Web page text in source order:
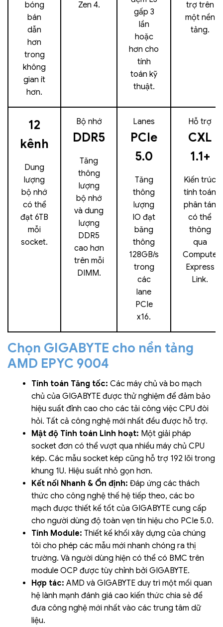
bóng
bán
dẫn
hơn
trong
không
gian ít
hơn.
Zen 4.
gấp 3
lần
hoặc
hơn cho
tính
toán kỹ
thuật.
trợ trên
một nền
tảng.
12
kênh
Dung
lượng
bộ nhớ
có thể
đạt 6TB
mỗi
socket.
Bộ nhớ
DDR5
Tăng
thông
lượng
bộ nhớ
và dung
lượng
DDR5
cao hơn
trên mỗi
DIMM.
Lanes
PCIe
5.0
Tăng
thông
lượng
IO đạt
băng
thông
128GB/s
trong
các
lane
PCIe
x16.
Hỗ trợ
CXL
1.1+
Kiến trúc
tính toán
phân tán
có thể
thông
qua
Compute
Express
Link.
Chọn GIGABYTE cho nền tảng
AMD EPYC 9004
Tính toán Tăng tốc: Các máy chủ và bo mạch
chủ của GIGABYTE được thử nghiệm để đảm bảo
hiệu suất đỉnh cao cho các tải công việc CPU đòi
hỏi. Tất cả công nghệ mới nhất đều được hỗ trợ.
Mật độ Tính toán Linh hoạt: Một giải pháp
socket đơn có thể vượt qua nhiều máy chủ CPU
kép. Các mẫu socket kép cũng hỗ trợ 192 lõi trong
khung 1U. Hiệu suất nhỏ gọn hơn.
Kết nối Nhanh & Ổn định: Đáp ứng các thách
thức cho công nghệ thế hệ tiếp theo, các bo
mạch được thiết kế tốt của GIGABYTE cung cấp
cho người dùng độ toàn vẹn tín hiệu cho PCIe 5.0.
Tính Module: Thiết kế khối xây dựng của chúng
tôi cho phép các mẫu mới nhanh chóng ra thị
trường. Và người dùng hiện có thể có BMC trên
module OCP được tùy chỉnh bởi GIGABYTE.
Hợp tác: AMD và GIGABYTE duy trì một mối quan
hệ lành mạnh đánh giá cao kiến thức chia sẻ để
đưa công nghệ mới nhất vào các trung tâm dữ
liệu.